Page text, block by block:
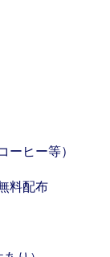
ヒー等）
料配布